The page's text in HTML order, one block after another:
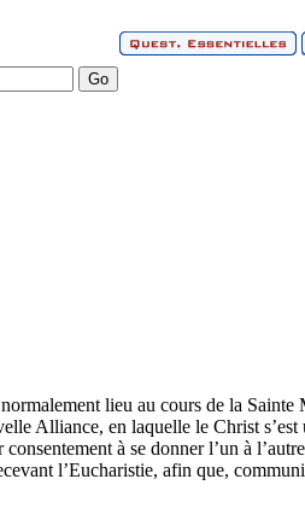
lieu au cours de la Sainte
Alliance, en laquelle le Christ
à se donner l’un à
l’Eucharistie, afin que,